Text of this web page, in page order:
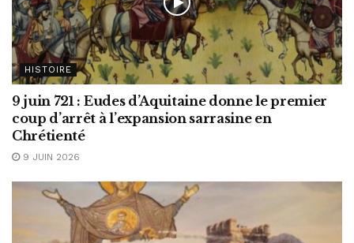
HISTOIRE
9 juin 721 : Eudes d’Aquitaine donne le premier
coup d’arrêt à l’expansion sarrasine en
Chrétienté
9 JUIN 2026